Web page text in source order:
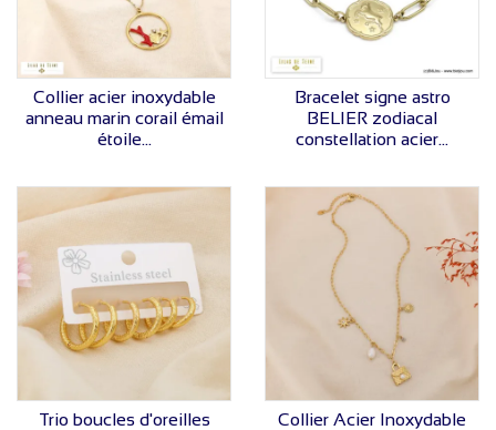
VOIR LE PRIX
Collier acier inoxydable
anneau marin corail émail
étoile...
VOIR LE PRIX
Bracelet signe astro
BELIER zodiacal
constellation acier...
VOIR LE PRIX
Trio boucles d'oreilles
VOIR LE PRIX
Collier Acier Inoxydable